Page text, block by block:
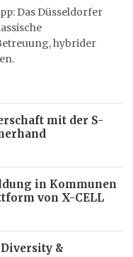
Das Düsseldorfer
hybrider
mit der S-
in Kommunen
von X-CELL
&